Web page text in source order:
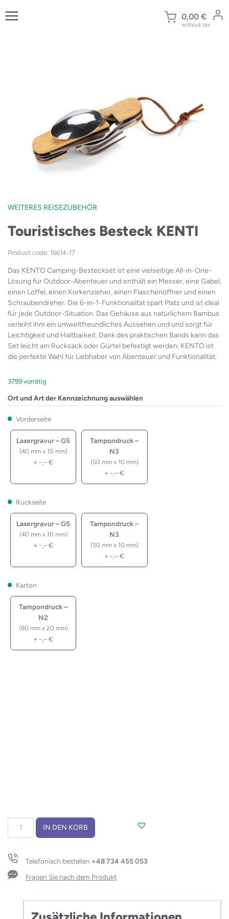
Inhalt
0,00 €
without tax
WEITERES REISEZUBEHÖR
Touristisches Besteck KENTI
Product code: 16614-17
Das KENTO Camping-Besteckset ist eine vielseitige All-in-One-
Lösung für Outdoor-Abenteuer und enthält ein Messer, eine Gabel,
einen Löffel, einen Korkenzieher, einen Flaschenöffner und einen
Schraubendreher. Die 6-in-1-Funktionalität spart Platz und ist ideal
für jede Outdoor-Situation. Das Gehäuse aus natürlichem Bambus
verleiht ihm ein umweltfreundliches Aussehen und und sorgt für
Leichtigkeit und Haltbarkeit. Dank des praktischen Bands kann das
Set leicht am Rucksack oder Gürtel befestigt werden. KENTO ist
die perfekte Wahl für Liebhaber von Abenteuer und Funktionalität.
3799 vorrätig
Ort und Art der Kennzeichnung auswählen
Vorderseite
Lasergravur – G5
(40 mm x 10 mm)
+ -,–€
Tampondruck –
N3
(50 mm x 10 mm)
+ -,–€
Rückseite
Lasergravur – G5
(40 mm x 10 mm)
+ -,–€
Tampondruck –
N3
(50 mm x 10 mm)
+ -,–€
Karton
Tampondruck –
N2
(80 mm x 20 mm)
+ -,–€
Touristisches
Menge
IN DEN KORB
Telefonisch bestellen +48 734 455 053
Fragen Sie nach dem Produkt